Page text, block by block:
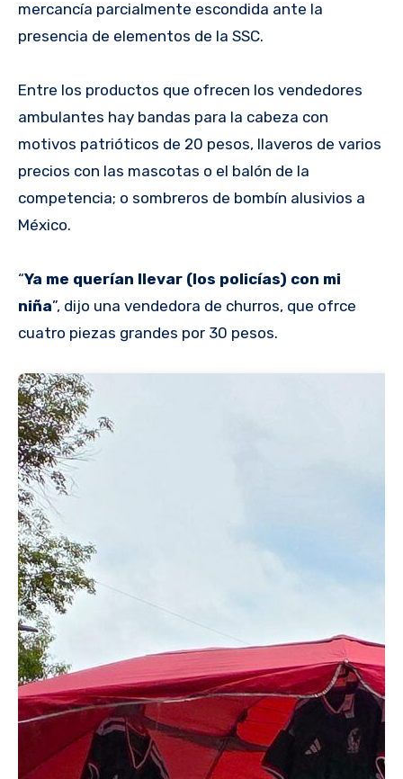
mercancía parcialmente escondida ante la
presencia de elementos de la SSC.
Entre los productos que ofrecen los vendedores
ambulantes hay bandas para la cabeza con
motivos patrióticos de 20 pesos, llaveros de varios
precios con las mascotas o el balón de la
competencia; o sombreros de bombín alusivios a
México.
“Ya me querían llevar (los policías) con mi
niña”, dijo una vendedora de churros, que ofrce
cuatro piezas grandes por 30 pesos.